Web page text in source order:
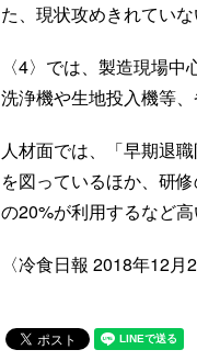
た、現状攻めきれてい
〈4〉では、製造現場
洗浄機や生地投入機等、
人材面では、「早期退
を図っているほか、研
の20%が利用するなど高
〈冷食日報 2018年12月